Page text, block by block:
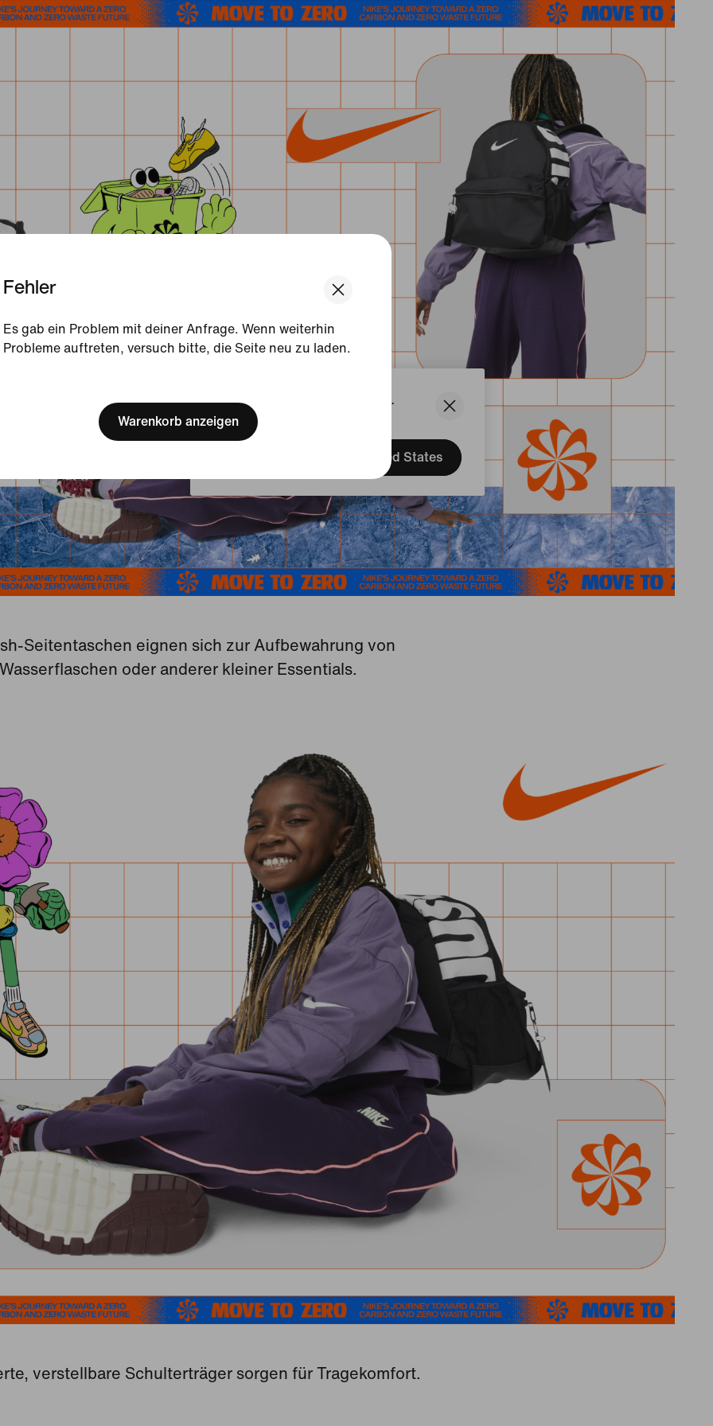
We think you are in United States.
Update your location?
United States
Fehler
Es gab ein Problem mit deiner Anfrage. Wenn weiterhin
Probleme auftreten, versuch bitte, die Seite neu zu laden.
Warenkorb anzeigen
Seitentaschen eignen sich zur Aufbewahrung von
Wasserflaschen oder anderer kleiner Essentials.
verstellbare Schulterträger sorgen für Tragekomfort.